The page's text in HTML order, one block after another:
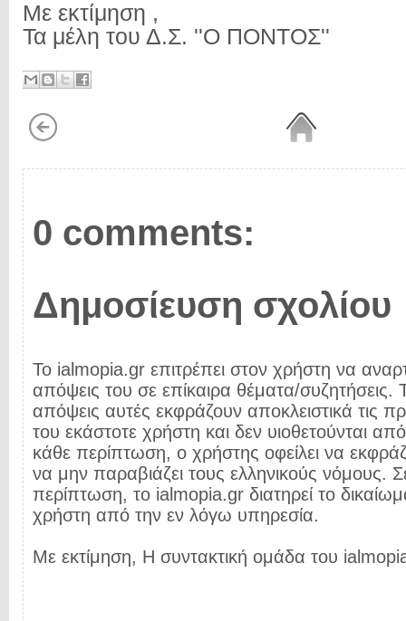
Με εκτίμηση ,
Τα μέλη του Δ.Σ. ''Ο ΠΟΝΤΟΣ''
0 comments:
Δημοσίευση σχολίου
Το ialmopia.gr επιτρέπει στον χρήστη να
απόψεις του σε επίκαιρα θέματα/συζητήσεις.
απόψεις αυτές εκφράζουν αποκλειστικά τις
του εκάστοτε χρήστη και δεν υιοθετούνται
κάθε περίπτωση, ο χρήστης οφείλει να
να μην παραβιάζει τους ελληνικούς νόμους.
περίπτωση, το ialmopia.gr διατηρεί το
χρήστη από την εν λόγω υπηρεσία.
Με εκτίμηση, Η συντακτική ομάδα του